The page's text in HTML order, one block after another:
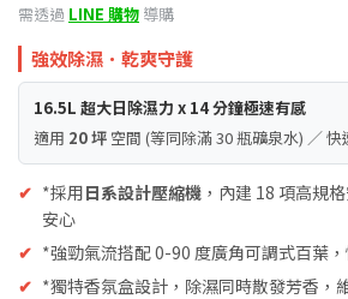
需透過 LINE 購物 導購
強效除濕．乾爽守護
16.5L 超大日除濕力 x 14 分鐘極速有感
適用 20 坪 空間 (等同除滿 30 瓶礦泉水) ／ 快
✔ *採用日系設計壓縮機 ，內建 18 項高規
安心
✔ *強勁氣流搭配 0-90 度廣角可調式百葉
✔ *獨特香氛盒設計，除濕同時散發芳香，